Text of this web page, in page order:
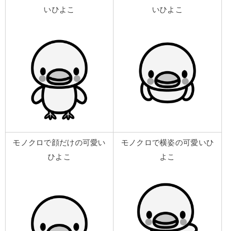
いひよこ
いひよこ
モノクロで顔だけの可愛い
ひよこ
モノクロで横姿の可愛いひ
よこ